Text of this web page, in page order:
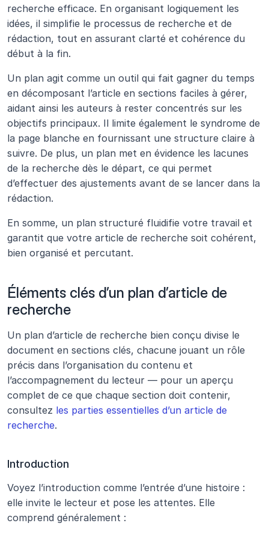
recherche efficace. En organisant logiquement les
idées, il simplifie le processus de recherche et de
rédaction, tout en assurant clarté et cohérence du
début à la fin.
Un plan agit comme un outil qui fait gagner du temps
en décomposant l’article en sections faciles à gérer,
aidant ainsi les auteurs à rester concentrés sur les
objectifs principaux. Il limite également le syndrome de
la page blanche en fournissant une structure claire à
suivre. De plus, un plan met en évidence les lacunes
de la recherche dès le départ, ce qui permet
d’effectuer des ajustements avant de se lancer dans la
rédaction.
En somme, un plan structuré fluidifie votre travail et
garantit que votre article de recherche soit cohérent,
bien organisé et percutant.
Éléments clés d’un plan d’article de
recherche
Un plan d’article de recherche bien conçu divise le
document en sections clés, chacune jouant un rôle
précis dans l’organisation du contenu et
l’accompagnement du lecteur — pour un aperçu
complet de ce que chaque section doit contenir,
consultez les parties essentielles d’un article de
recherche.
Introduction
Voyez l’introduction comme l’entrée d’une histoire :
elle invite le lecteur et pose les attentes. Elle
comprend généralement :